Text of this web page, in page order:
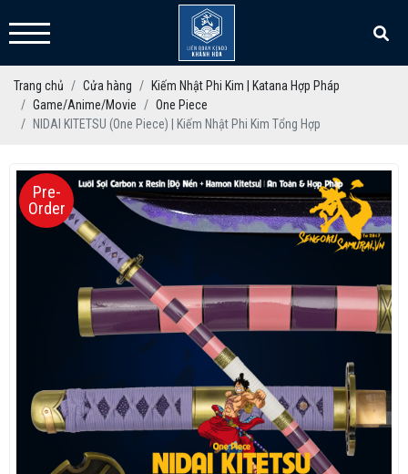
Trang chủ Cửa hàng
Kiếm Nhật Phi Kim | Katana Hợp Pháp
Game/Anime/Movie
One Piece
NIDAI KITETSU (One Piece) | Kiếm Nhật Phi Kim Tổng Hợp
Pre-
Order